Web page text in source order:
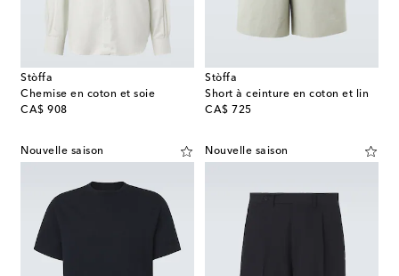
Stòffa
Chemise en coton et soie
CA$ 908
original price
Stòffa
Short à ceinture en coton et lin
CA$ 725
original price
Nouvelle saison Nouvelle saison